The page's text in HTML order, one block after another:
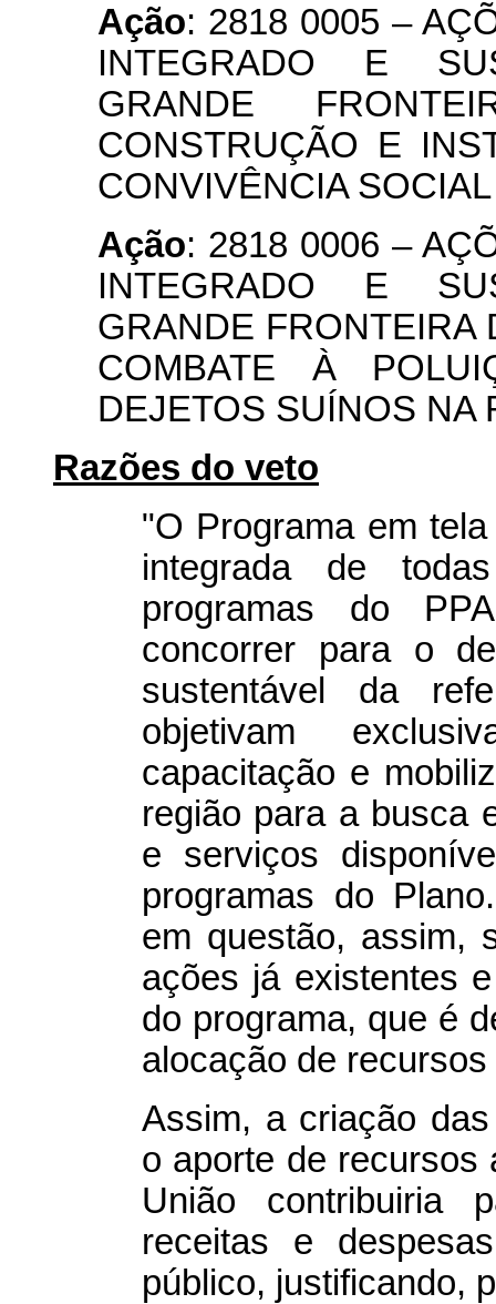
Ação: 2818 0005 –
INTEGRADO E
GRANDE
CONSTRUÇÃO E
CONVIVÊNCIA
Ação: 2818 0006 –
INTEGRADO E
GRANDE FRONTEIRA
COMBATE À
DEJETOS SUÍNOS NA
Razões do veto
"O Programa em
integrada de
programas do
concorrer para o
sustentável da
objetivam
capacitação e
região para a busca
e serviços
programas do
em questão, assim,
ações já existentes
do programa, que é
alocação de
Assim, a criação
o aporte de recursos
União contribuiria
receitas e
público, justificando,